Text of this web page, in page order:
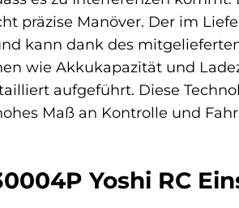
präzise Manöver. Der im
kann dank des
wie Akkukapazität und
aufgeführt. Diese
Maß an Kontrolle und
Yoshi RC